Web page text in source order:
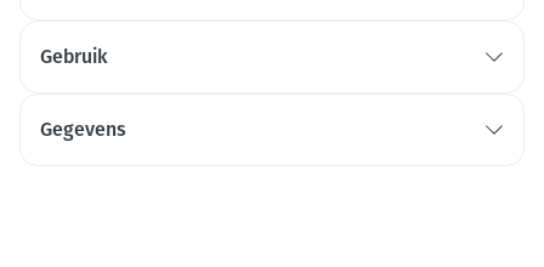
Gebruik
Gegevens